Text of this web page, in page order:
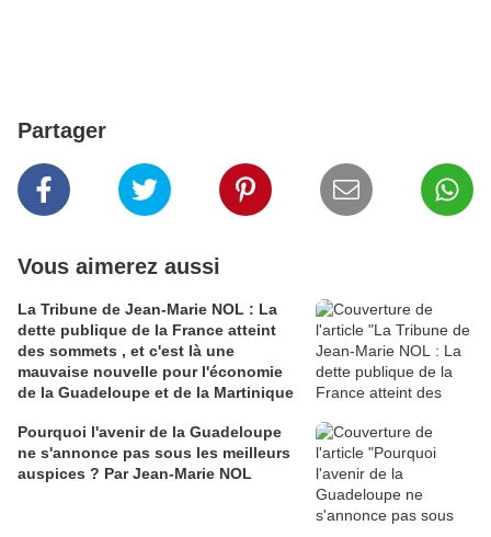
Partager
Vous aimerez aussi
La Tribune de Jean-Marie NOL : La
dette publique de la France atteint
des sommets , et c'est là une
mauvaise nouvelle pour l'économie
de la Guadeloupe et de la Martinique
Pourquoi l'avenir de la Guadeloupe
ne s'annonce pas sous les meilleurs
auspices ? Par Jean-Marie NOL